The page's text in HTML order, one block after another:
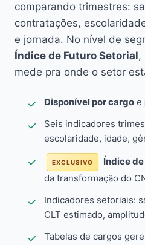
comparando trimestres:
contratações,
e jornada. No nível de
Índice de Futuro Setorial,
mede pra onde o setor
Disponível por cargo e
Seis indicadores
escolaridade, idade,
EXCLUSIVO Índice
da transformação do
Indicadores setoriais:
CLT estimado,
Tabelas de cargos